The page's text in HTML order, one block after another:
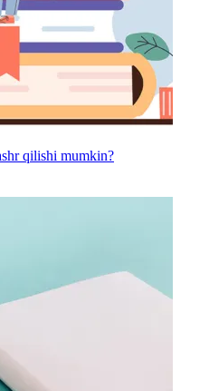
qilishi mumkin?